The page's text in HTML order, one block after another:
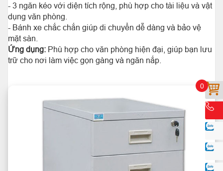
0
- 3 ngăn kéo với diện tích rộng, phù hợp cho tài liệu và vật
dụng văn phòng.
- Bánh xe chắc chắn giúp di chuyển dễ dàng và bảo vệ
mặt sàn.
Ứng dụng: Phù hợp cho văn phòng hiện đại, giúp bạn lưu
trữ cho nơi làm việc gọn gàng và ngăn nắp.